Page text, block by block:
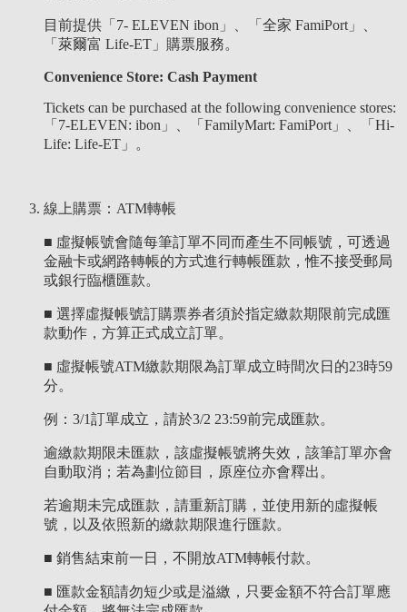
目前提供「7- ELEVEN ibon」、「全家 FamiPort」、
「萊爾富 Life-ET」購票服務。
Convenience Store: Cash Payment
Tickets can be purchased at the following convenience stores:
「 7-ELEVEN: ibon」、「 FamilyMart: FamiPort」、 「 Hi-
Life: Life-ET」。
線上購票：ATM轉帳
■ 虛擬帳號會隨每筆訂單不同而產生不同帳號，可透過
金融卡或網路轉帳的方式進行轉帳匯款，惟不接受郵局
或銀行臨櫃匯款。
■ 選擇虛擬帳號訂購票券者須於指定繳款期限前完成匯
款動作，方算正式成立訂單。
■ 虛擬帳號ATM繳款期限為訂單成立時間次日的23時59
分。
例：3/1訂單成立，請於3/2 23:59前完成匯款。
逾繳款期限未匯款，該虛擬帳號將失效，該筆訂單亦會
自動取消；若為劃位節目，原座位亦會釋出。
若逾期未完成匯款，請重新訂購，並使用新的虛擬帳
號，以及依照新的繳款期限進行匯款。
■ 銷售結束前一日，不開放ATM轉帳付款。
■ 匯款金額請勿短少或是溢繳，只要金額不符合訂單應